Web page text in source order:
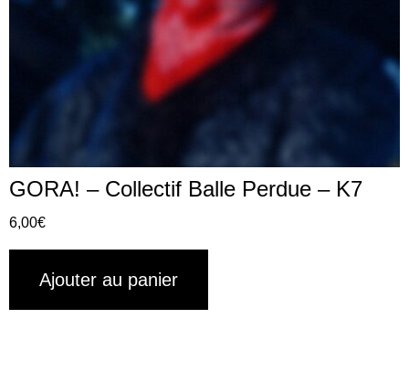
GORA! – Collectif Balle Perdue – K7
6,00€
Ajouter au panier